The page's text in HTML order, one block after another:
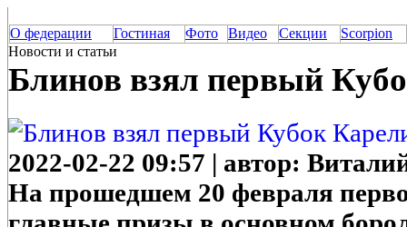
О федерации Гостиная Фото Видео Секции
Scorpion
Новости и статьи
Блинов взял первый
2022-02-22 09:57 | автор:
На прошедшем 20 февраля